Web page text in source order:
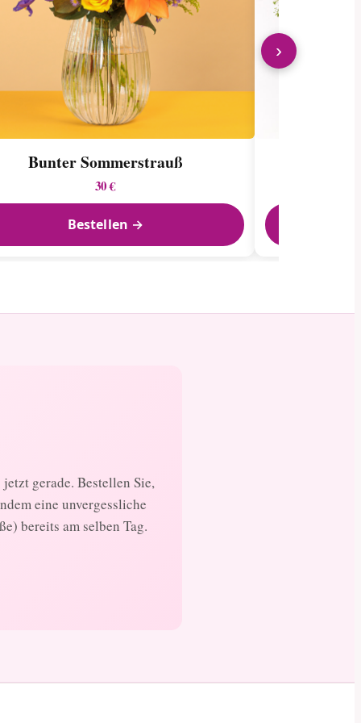
Bunter Sommerstrauß
30 €
Bestellen →
›
gerade. Bestellen Sie,
eine unvergessliche
bereits am selben Tag.